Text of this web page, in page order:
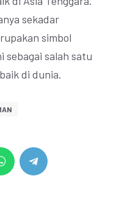
sekadar
simbol
sebagai salah satu
di dunia.